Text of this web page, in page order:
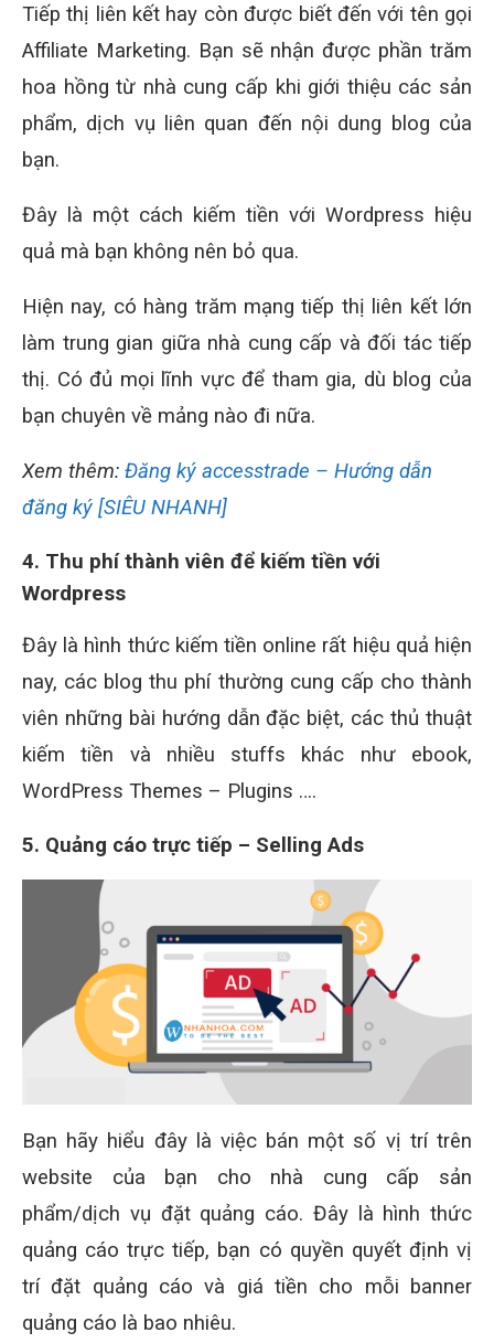
Tiếp thị liên kết hay còn được biết đến với tên gọi
Affiliate Marketing. Bạn sẽ nhận được phần trăm
hoa hồng từ nhà cung cấp khi giới thiệu các sản
phẩm, dịch vụ liên quan đến nội dung blog của
bạn.
Đây là một cách kiếm tiền với Wordpress hiệu
quả mà bạn không nên bỏ qua.
Hiện nay, có hàng trăm mạng tiếp thị liên kết lớn
làm trung gian giữa nhà cung cấp và đối tác tiếp
thị. Có đủ mọi lĩnh vực để tham gia, dù blog của
bạn chuyên về mảng nào đi nữa.
Xem thêm: Đăng ký accesstrade – Hướng dẫn
đăng ký [SIÊU NHANH]
4. Thu phí thành viên để kiếm tiền với
Wordpress
Đây là hình thức kiếm tiền online rất hiệu quả hiện
nay, các blog thu phí thường cung cấp cho thành
viên những bài hướng dẫn đặc biệt, các thủ thuật
kiếm tiền và nhiều stuffs khác như ebook,
WordPress Themes – Plugins ….
5. Quảng cáo trực tiếp – Selling Ads
Bạn hãy hiểu đây là việc bán một số vị trí trên
website của bạn cho nhà cung cấp sản
phẩm/dịch vụ đặt quảng cáo. Đây là hình thức
quảng cáo trực tiếp, bạn có quyền quyết định vị
trí đặt quảng cáo và giá tiền cho mỗi banner
quảng cáo là bao nhiêu.